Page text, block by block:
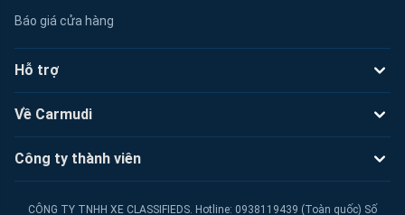
Báo giá cửa hàng
Hỗ trợ
Về Carmudi
Công ty thành viên
CÔNG TY TNHH XE CLASSIFIEDS. Hotline: 0938119439 (Toàn quốc) Số